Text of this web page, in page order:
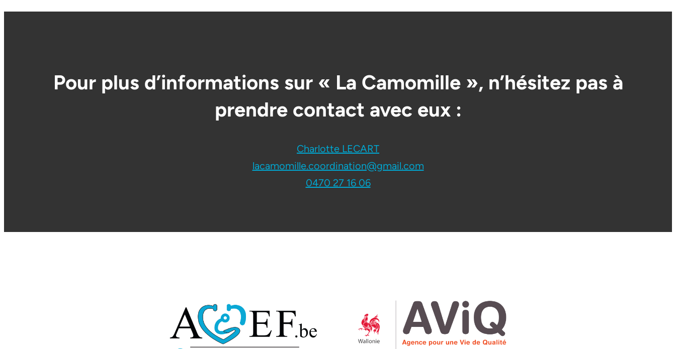
Pour plus d’informations sur « La Camomille », n’hésitez pas à
prendre contact avec eux :
Charlotte LECART
lacamomille.coordination@gmail.com
0470 27 16 06